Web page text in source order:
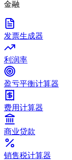
金融
发票生成器
利润率
盈亏平衡计算器
费用计算器
商业贷款
销售税计算器